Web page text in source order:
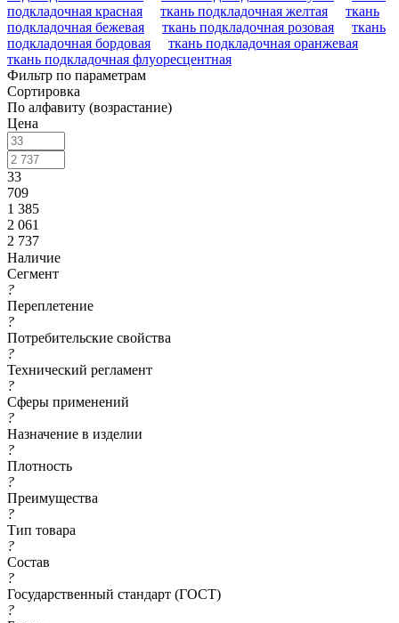
подкладочная красная
ткань подкладочная желтая
ткань
подкладочная бежевая
ткань подкладочная розовая
ткань
подкладочная бордовая
ткань подкладочная оранжевая
ткань подкладочная флуоресцентная
Фильтр по параметрам
Сортировка
По алфавиту (возрастание)
Цена
33
709
1 385
2 061
2 737
Наличие
Сегмент
?
Переплетение
?
Потребительские свойства
?
Технический регламент
?
Сферы применений
?
Назначение в изделии
?
Плотность
?
Преимущества
?
Тип товара
?
Состав
?
Государственный стандарт (ГОСТ)
?